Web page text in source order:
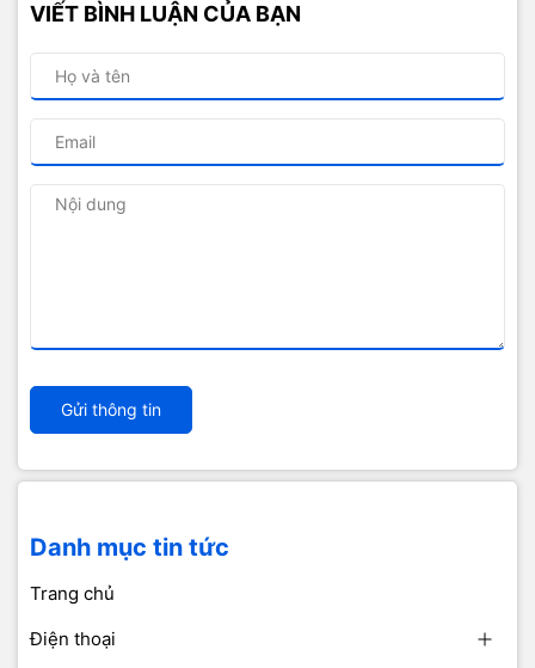
VIẾT BÌNH LUẬN CỦA BẠN
Gửi thông tin
Danh mục tin tức
Trang chủ
Điện thoại